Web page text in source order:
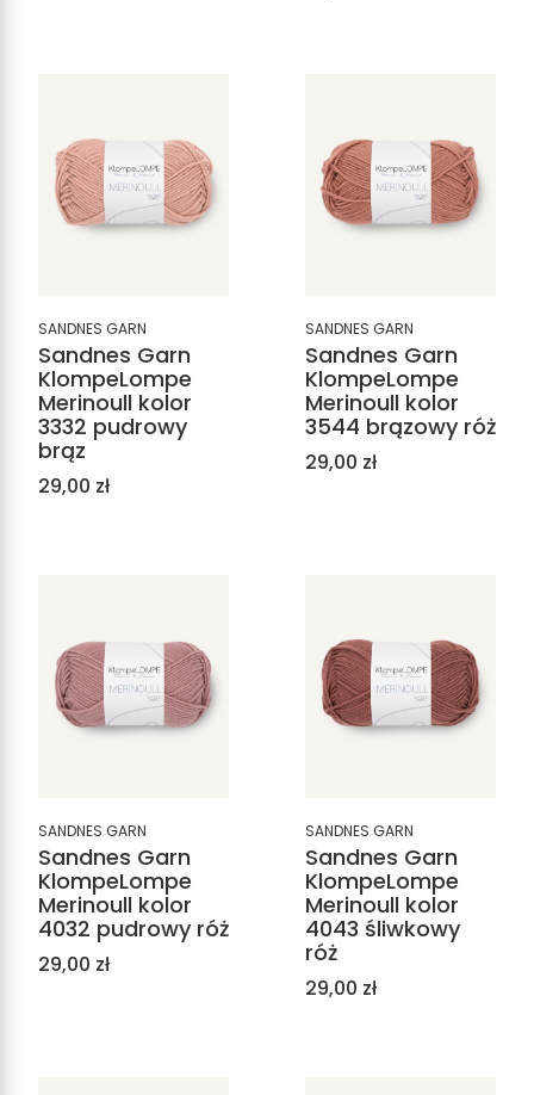
SANDNES GARN
Sandnes Garn
KlompeLompe
Merinoull kolor
3332 pudrowy
brąz
Cena
29,00 zł
SANDNES GARN
Sandnes Garn
KlompeLompe
Merinoull kolor
3544 brązowy róż
Cena
29,00 zł
SANDNES GARN
Sandnes Garn
KlompeLompe
Merinoull kolor
4032 pudrowy róż
Cena
29,00 zł
SANDNES GARN
Sandnes Garn
KlompeLompe
Merinoull kolor
4043 śliwkowy
róż
Cena
29,00 zł